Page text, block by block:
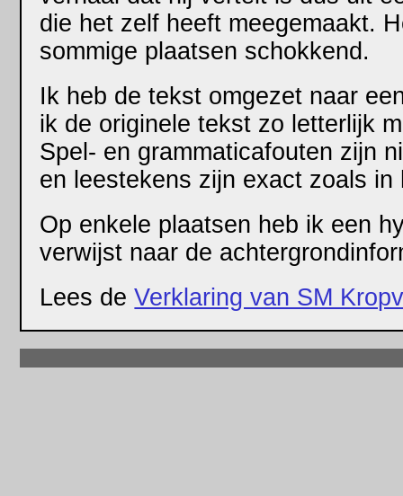
die het zelf heeft meegemaakt.
sommige plaatsen schokkend.
Ik heb de tekst omgezet naar
ik de originele tekst zo letterlijk
Spel- en grammaticafouten zijn
en leestekens zijn exact zoals
Op enkele plaatsen heb ik een
verwijst naar de
Lees deVerklaring van SM